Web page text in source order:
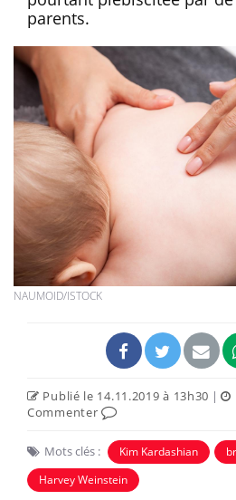
parents.
NAUMOID/ISTOCK
Publié le 14.11.2019 à 13h30 |
Commenter
Mots clés : Kim Kardashian
Harvey Weinstein